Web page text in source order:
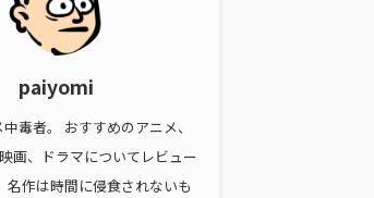
paiyomi
毒者。 おすすめのアニメ、
画、ドラマについてレビュー
名作は時間に侵食されないも